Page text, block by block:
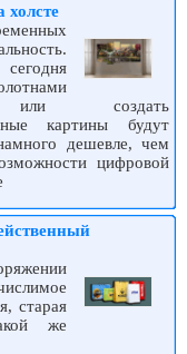
холсте
или создать
картины будут
дешевле, чем
цифровой
старая
же